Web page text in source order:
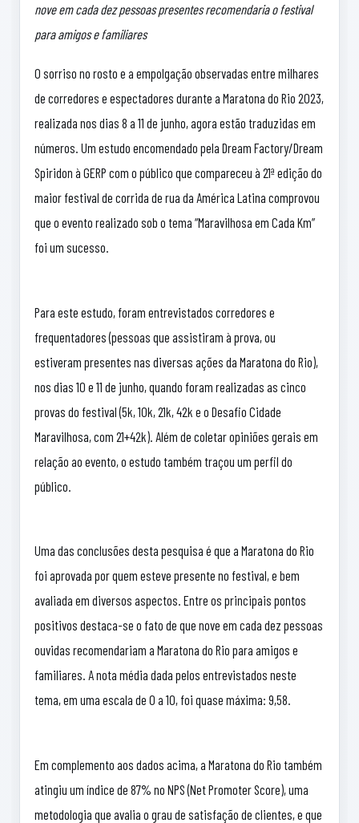
nove em cada dez pessoas presentes recomendaria o festival
para amigos e familiares
O sorriso no rosto e a empolgação observadas entre milhares
de corredores e espectadores durante a Maratona do Rio 2023,
realizada nos dias 8 a 11 de junho, agora estão traduzidas em
números. Um estudo encomendado pela Dream Factory/Dream
Spiridon à GERP com o público que compareceu à 21ª edição do
maior festival de corrida de rua da América Latina comprovou
que o evento realizado sob o tema “Maravilhosa em Cada Km”
foi um sucesso.
Para este estudo, foram entrevistados corredores e
frequentadores (pessoas que assistiram à prova, ou
estiveram presentes nas diversas ações da Maratona do Rio),
nos dias 10 e 11 de junho, quando foram realizadas as cinco
provas do festival (5k, 10k, 21k, 42k e o Desafio Cidade
Maravilhosa, com 21+42k). Além de coletar opiniões gerais em
relação ao evento, o estudo também traçou um perfil do
público.
Uma das conclusões desta pesquisa é que a Maratona do Rio
foi aprovada por quem esteve presente no festival, e bem
avaliada em diversos aspectos. Entre os principais pontos
positivos destaca-se o fato de que nove em cada dez pessoas
ouvidas recomendariam a Maratona do Rio para amigos e
familiares. A nota média dada pelos entrevistados neste
tema, em uma escala de 0 a 10, foi quase máxima: 9,58.
Em complemento aos dados acima, a Maratona do Rio também
atingiu um índice de 87% no NPS (Net Promoter Score), uma
metodologia que avalia o grau de satisfação de clientes, e que